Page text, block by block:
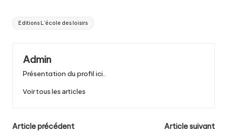
Tags:
Editions L'école des loisirs
Admin
Présentation du profil ici..
Voir tous les articles
Post
Article précédent
Article suivant